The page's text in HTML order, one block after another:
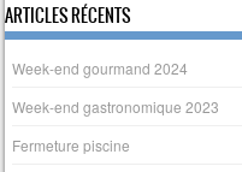
ARTICLES RÉCENTS
Week-end gourmand 2024
Week-end gastronomique 2023
Fermeture piscine